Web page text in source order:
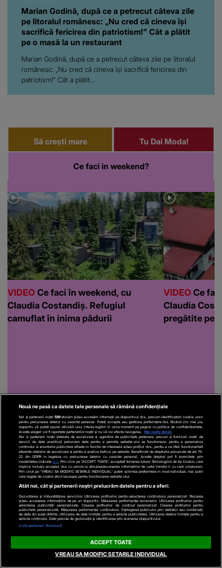
Marian Godină, după ce a petrecut câteva zile
pe litoralul românesc: „Nu cred că cineva își
sacrifică fericirea din patriotism!” Cât a plătit
pe o masă la un restaurant
Marian Godină, după ce a petrecut câteva zile pe litoralul
românesc: „Nu cred că cineva își sacrifică fericirea din
patriotism!” Cât a plătit...
Să crești mare Tu Dai Moda!
Ce faci in weekend?
VIDEO Ce faci în weekend, cu
Claudia Costandiș. Refugiul
camuflat în inima pădurii
VIDEO Ce
Claudia
pregătite
Recomandări video
EXTERNE
Nouă ne pasă ca datele tale personale să rămână confidențiale
Noi și partenerii noștri 589stocăm și/sau accesăm informații pe dispozitivul dvs., precum identificatorii cookie unici
pentru prelucrarea datelor cu caracter personal. Puteți accepta sau gestiona preferințele dvs. făcând clic mai jos,
respectiv vă puteți opune utilizării unui interes legitim în orice moment pe pagina cu politica de confidențialitate.
Aceste alegeri vor fi raportate partenerilor noștri și nu vă vor afecta navigarea.
Mai multe detalii
Noi si partenerii nostri (retelele de socializare si agentiile de publicitate partenere, precum si furnizorii nostri de
servicii de date analitice) prelucram date pentru a permite website-ului sa functioneze, pentru a personaliza
continutul si anunturile publicitare afisate in functie de interesele si/sau profilul dvs., pentru a va oferi functionalitati
aferente retelelor de socializare si pentru a analiza traficul pe website. Beneficiati de drepturile prevazute de art. 15-
22 din GDPR in legatura cu prelucrarea datelor cu caracter personal. Aceste drepturi pot fi exercitate prin
modalitatea indicataaici . Prin click pe “ACCEPT TOATE”, acceptati folosirea tuturor Tehnologiilor de tip Cookie, care
implica inclusiv acceptul dvs. cu privire la stocarea/accesarea informatiilor de catre Vendor-ii cu care colaboram.
Prin click pe “VREAU SA MODIFIC SETARILE INDIVIDUAL” puteti schimba preferintele in mod individual, mai putin
cele legate de cookie strict necesare pentru functionarea website-ului.
Atât noi, cât și partenerii noștri prelucrăm datele pentru a oferi:
Dezvoltarea și îmbunătățirea serviciilor. Utilizarea profilurilor pentru selectarea conținutului personalizat. Stocarea
și/sau accesarea informațiilor de pe un dispozitiv. Măsurarea performanței reclamelor. Utilizarea profilurilor pentru
selectarea publicității personalizate. Crearea profilurilor de conținut personalizat. Crearea profilurilor pentru
publicitate personalizată. Măsurarea performanței conținutului. Înțelegerea publicului prin statistici sau combinații
de date din surse diferite. Utilizarea de date limitate pentru a selecta publicitatea. Utilizarea datelor limitate pentru a
selecta conținutul. Date precise de geolocație și identificarea prin scanarea dispozitivului.
Listă parteneri (furnizori)
ACCEPT TOATE
VREAU SA MODIFIC SETARILE INDIVIDUAL